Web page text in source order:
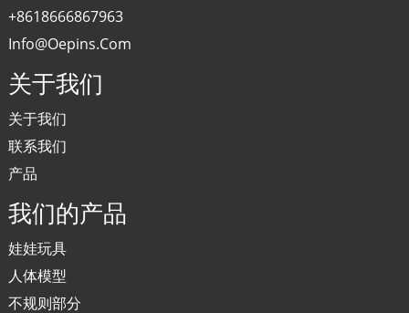
+8618666867963
Info@oepins.com
关于我们
关于我们
联系我们
产品
我们的产品
娃娃玩具
人体模型
不规则部分